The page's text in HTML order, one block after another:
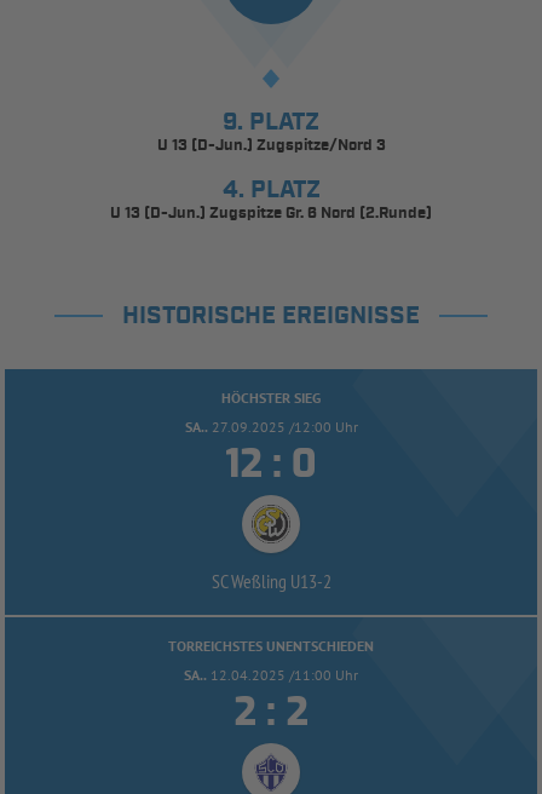
9. PLATZ
U 13 (D-Jun.) Zugspitze/Nord 3
4. PLATZ
U 13 (D-Jun.) Zugspitze Gr. 6 Nord (2.Runde)
HISTORISCHE EREIGNISSE
HÖCHSTER SIEG
SA.. 27.09.2025 /12:00 Uhr
 : 
SC Weßling U13-2
TORREICHSTES UNENTSCHIEDEN
SA.. 12.04.2025 /11:00 Uhr
 : 